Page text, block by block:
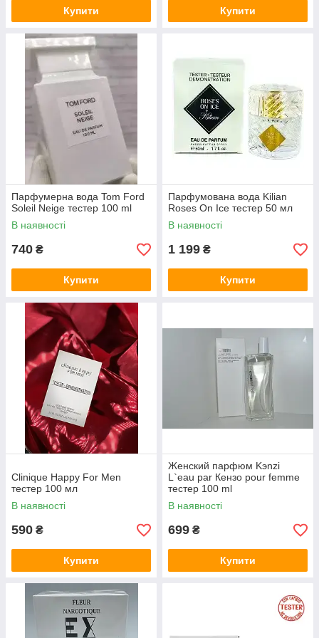
Купити Купити
Парфумерна вода Tom Ford
Soleil Neige тестер 100 ml
В наявності
740 ₴
Купити
Парфумована вода Kilian
Roses On Ice тестер 50 мл
В наявності
1 199 ₴
Купити
Clinique Happy For Men
тестер 100 мл
В наявності
590 ₴
Купити
Женский парфюм Kэnzi
L`eau par Кензо pour femme
тестер 100 ml
В наявності
699 ₴
Купити